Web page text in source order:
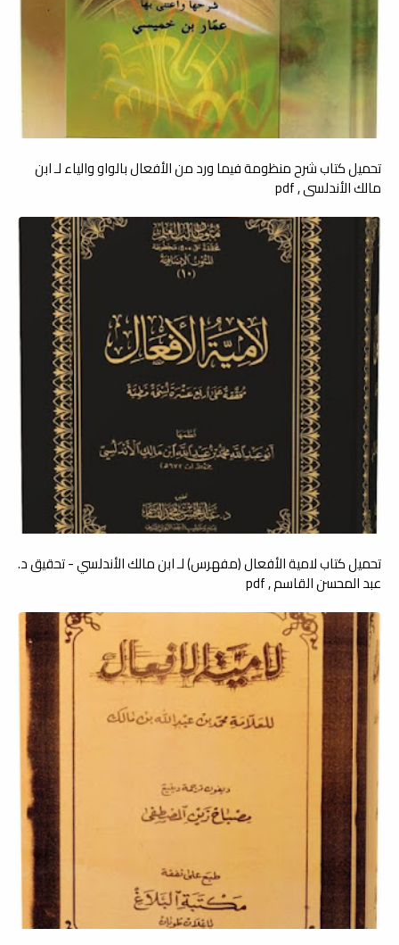
تحميل كتاب شرح منظومة فيما ورد من الأفعال بالواو والياء لـ ابن
مالك الأندلسي , pdf
تحميل كتاب لامية الأفعال (مفهرس) لـ ابن مالك الأندلسي - تحقيق د.
عبد المحسن القاسم , pdf